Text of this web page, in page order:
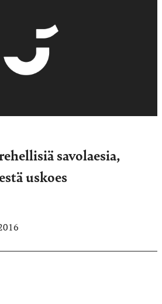
savolaesia,
uskoes